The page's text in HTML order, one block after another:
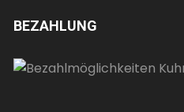
BEZAHLUNG